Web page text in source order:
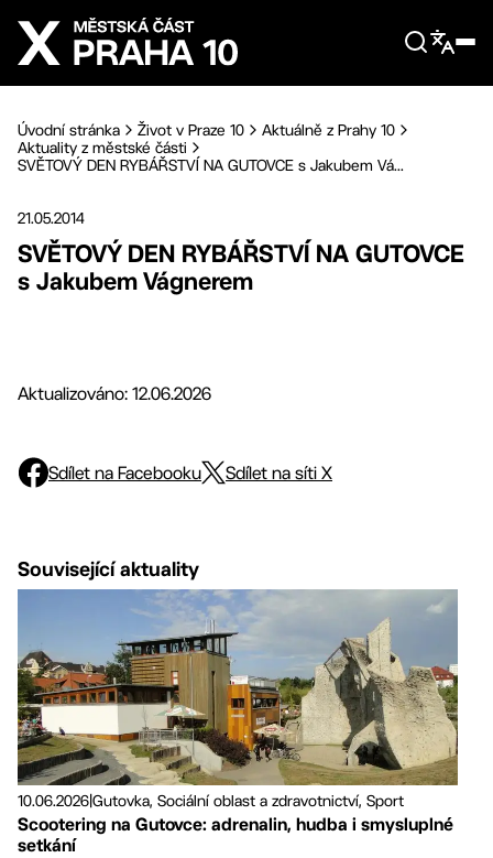
Přejít na hlavní obsah
Úvodní stránka Život v Praze 10
Aktuálně z Prahy 10
Aktuality z městské části
SVĚTOVÝ DEN RYBÁŘSTVÍ NA GUTOVCE s Jakubem Vá...
21.05.2014
SVĚTOVÝ DEN RYBÁŘSTVÍ NA GUTOVCE
s Jakubem Vágnerem
Aktualizováno: 12.06.2026
Sdílet na Facebooku Sdílet na síti X
Související aktuality
10.06.2026Gutovka, Sociální oblast a zdravotnictví, Sport
Scootering na Gutovce: adrenalin, hudba i smysluplné
setkání